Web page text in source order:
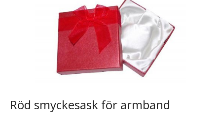
Röd smyckesask för armband